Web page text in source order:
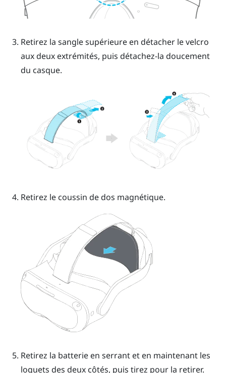
Retirez la sangle supérieure en détacher le velcro
aux deux extrémités, puis détachez-la doucement
du casque.
Retirez le coussin de dos magnétique.
Retirez la batterie en serrant et en maintenant les
loquets des deux côtés, puis tirez pour la retirer.